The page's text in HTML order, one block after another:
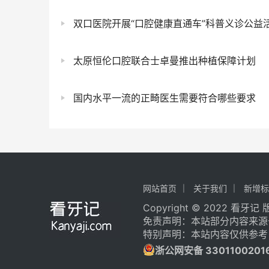
双口医院开展“口腔健康直通车”科普义诊公益
太原恒伦口腔联合士卓曼推出种植保障计划
国内水平一流的正畸医生需要符合哪些要求
网站首页 关于我们 新增
Copyright © 2022 看牙记
免责声明：本站部分内容来
特别声明：本站内容仅供参
浙公网安备